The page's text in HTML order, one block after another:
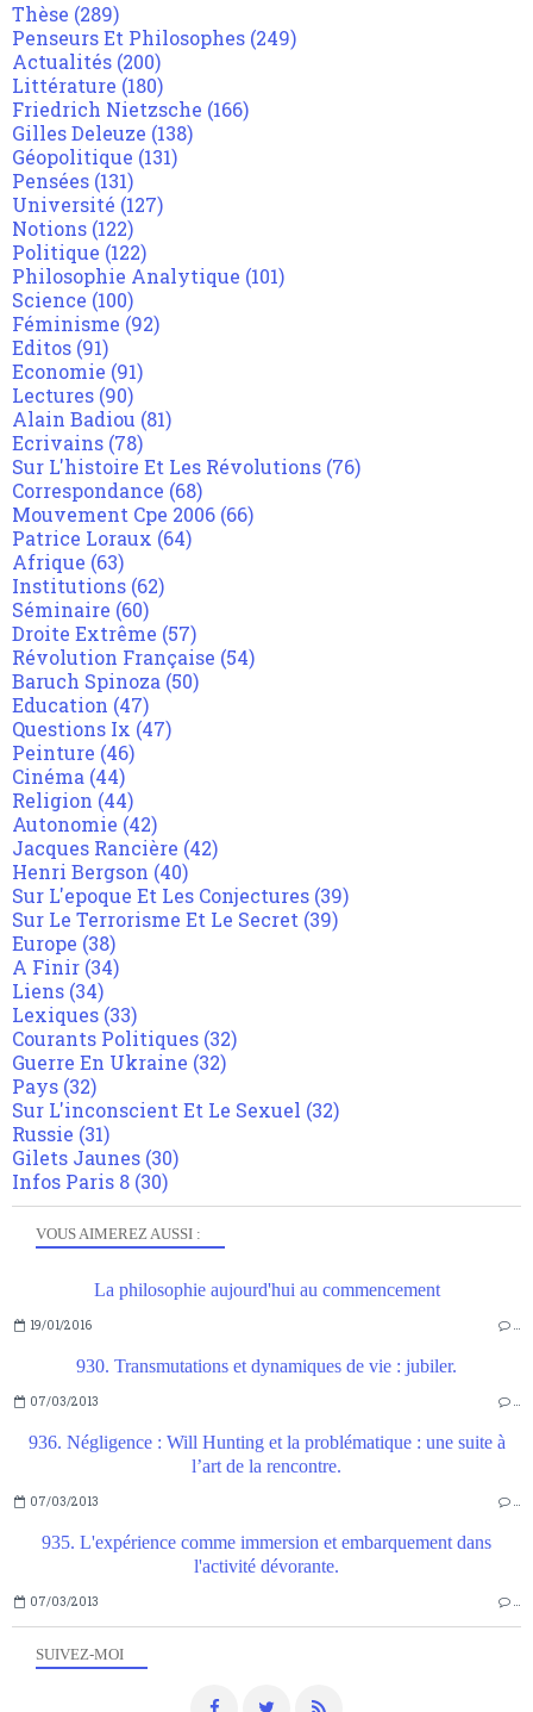
SUIVEZ-MOI
VOUS AIMEREZ AUSSI :
La philosophie aujourd'hui au commencement
19/01/2016 …
930. Transmutations et dynamiques de vie : jubiler.
07/03/2013 …
936. Négligence : Will Hunting et la problématique : une suite à
l’art de la rencontre.
07/03/2013 …
935. L'expérience comme immersion et embarquement dans
l'activité dévorante.
07/03/2013 …
Thèse (289)
Penseurs Et Philosophes (249)
Actualités (200)
Littérature (180)
Friedrich Nietzsche (166)
Gilles Deleuze (138)
Géopolitique (131)
Pensées (131)
Université (127)
Notions (122)
Politique (122)
Philosophie Analytique (101)
Science (100)
Féminisme (92)
Editos (91)
Economie (91)
Lectures (90)
Alain Badiou (81)
Ecrivains (78)
Sur L'histoire Et Les Révolutions (76)
Correspondance (68)
Mouvement Cpe 2006 (66)
Patrice Loraux (64)
Afrique (63)
Institutions (62)
Séminaire (60)
Droite Extrême (57)
Révolution Française (54)
Baruch Spinoza (50)
Education (47)
Questions Ix (47)
Peinture (46)
Cinéma (44)
Religion (44)
Autonomie (42)
Jacques Rancière (42)
Henri Bergson (40)
Sur L'epoque Et Les Conjectures (39)
Sur Le Terrorisme Et Le Secret (39)
Europe (38)
A Finir (34)
Liens (34)
Lexiques (33)
Courants Politiques (32)
Guerre En Ukraine (32)
Pays (32)
Sur L'inconscient Et Le Sexuel (32)
Russie (31)
Gilets Jaunes (30)
Infos Paris 8 (30)